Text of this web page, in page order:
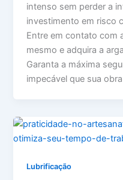
intenso sem perder a
investimento em risco
Entre em contato com
mesmo e adquira a
Garanta a máxima
impecável que sua
Lubrificação